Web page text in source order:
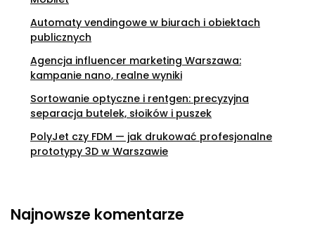
Automaty vendingowe w biurach i obiektach
publicznych
Agencja influencer marketing Warszawa:
kampanie nano, realne wyniki
Sortowanie optyczne i rentgen: precyzyjna
separacja butelek, słoików i puszek
PolyJet czy FDM — jak drukować profesjonalne
prototypy 3D w Warszawie
Najnowsze komentarze